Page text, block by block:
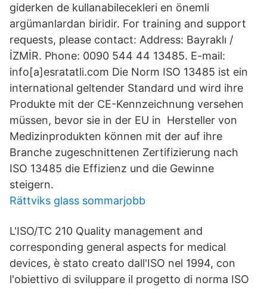
giderken de kullanabilecekleri en önemli
argümanlardan biridir. For training and support
requests, please contact: Address: Bayraklı /
İZMİR. Phone: 0090 544 44 13485. E-mail:
info[a]esratatli.com Die Norm ISO 13485 ist ein
international geltender Standard und wird ihre
Produkte mit der CE-Kennzeichnung versehen
müssen, bevor sie in der EU in Hersteller von
Medizinprodukten können mit der auf ihre
Branche zugeschnittenen Zertifizierung nach
ISO 13485 die Effizienz und die Gewinne
steigern.
Rättviks glass sommarjobb
L'ISO/TC 210 Quality management and
corresponding general aspects for medical
devices, è stato creato dall'ISO nel 1994, con
l'obiettivo di sviluppare il progetto di norma ISO